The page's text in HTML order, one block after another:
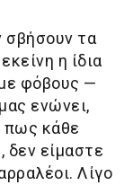
σβήσουν τα
η ίδια
φόβους —
ενώνει,
πως κάθε
δεν είμαστε
Λίγο